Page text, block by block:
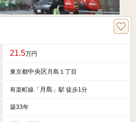
21.5万円
東京都中央区月島１丁目
有楽町線「 月島 」駅 徒歩1分
築33年